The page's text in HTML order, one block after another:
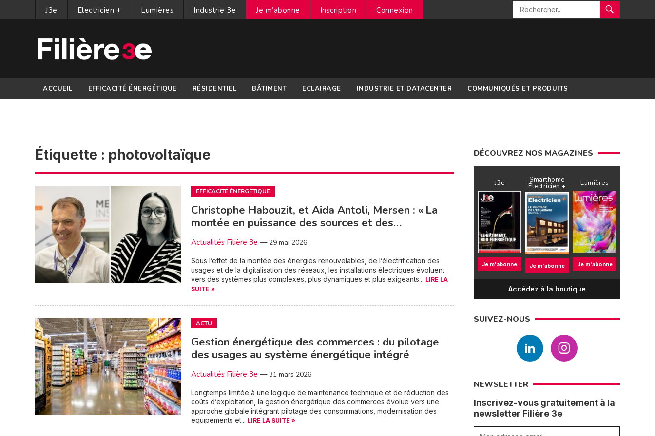
J3e Electricien + Lumières Industrie 3e Je m’abonne Inscription Connexion
ACCUEIL EFFICACITÉ ÉNERGÉTIQUE RÉSIDENTIEL BÂTIMENT ECLAIRAGE INDUSTRIE ET DATACENTER COMMUNIQUÉS ET PRODUITS
Étiquette : photovoltaïque
EFFICACITÉ ÉNERGÉTIQUE
Christophe Habouzit, et Aida Antoli, Mersen : « La
montée en puissance des sources et des…
Actualités Filière 3e — 29 mai 2026
Sous l’effet de la montée des énergies renouvelables, de l’électrification des
usages et de la digitalisation des réseaux, les installations électriques évoluent
vers des systèmes plus complexes, plus dynamiques et plus exigeants... LIRE LA
SUITE »
ACTU
Gestion énergétique des commerces : du pilotage
des usages au système énergétique intégré
Actualités Filière 3e —31 mars 2026
Longtemps limitée à une logique de maintenance technique et de réduction des
coûts d’exploitation, la gestion énergétique des commerces évolue vers une
approche globale intégrant pilotage des consommations, modernisation des
équipements et... LIRE LA SUITE »
DÉCOUVREZ NOS MAGAZINES
J3e
Je m'abonne
Smarthome
Électricien +
Je m'abonne
Lumières
Je m'abonne
Accédez à la boutique
SUIVEZ-NOUS
NEWSLETTER
Inscrivez-vous gratuitement à la
newsletter Filière 3e